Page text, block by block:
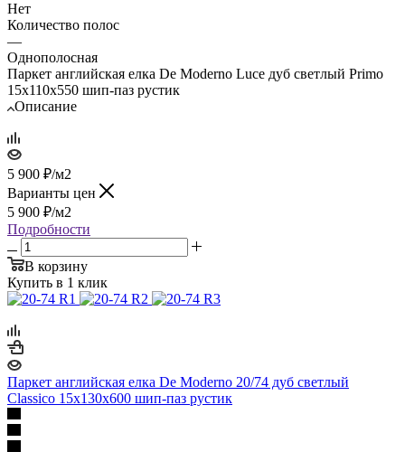
Нет
Количество полос
—
Однополосная
Паркет английская елка De Moderno Luce дуб светлый Primo
15х110х550 шип-паз рустик
Описание
5 900 ₽/м2
Варианты цен
5 900 ₽/м2
Подробности
В корзину
Купить в 1 клик
Паркет английская елка De Moderno 20/74 дуб светлый
Classico 15х130х600 шип-паз рустик